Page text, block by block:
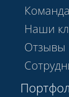
Команда
Наши
Отзывы